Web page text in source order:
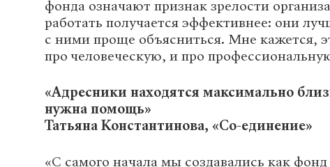
фонда означают признак зрелости
работать получается эффективнее: они
с ними проще объясниться. Мне кажется,
про человеческую, и про
«Адресники находятся максимально
нужна помощь»
Татьяна Константинова, «Со-единение»
«С самого начала мы создавались как